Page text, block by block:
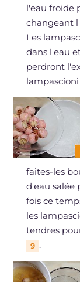
l'eau froide
changeant
Les
dans l'eau
perdront
lampascioni
faites-les
d'eau salée
fois ce
les
tendres
9 .